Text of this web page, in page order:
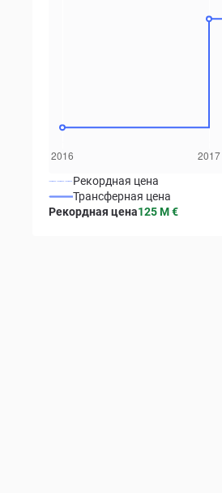
Рекордная цена
Трансферная цена
Рекордная цена125 M€